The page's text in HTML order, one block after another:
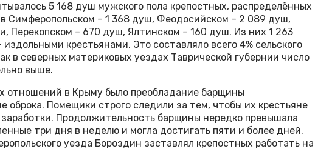
5 168 душ мужского пола крепостных, распределённых
Симферопольском – 1 368 душ, Феодосийском – 2 089 душ,
Перекопском – 670 душ, Ялтинском – 160 душ. Из них 1 263
крестьянами. Это составляло всего 4% сельского
в северных материковых уездах Таврической губернии число
выше.
отношений в Крыму было преобладание барщины
оброка. Помещики строго следили за тем, чтобы их крестьяне
Продолжительность барщины нередко превышала
три дня в неделю и могла достигать пяти и более дней.
уезда Бороздин заставлял крепостных работать на